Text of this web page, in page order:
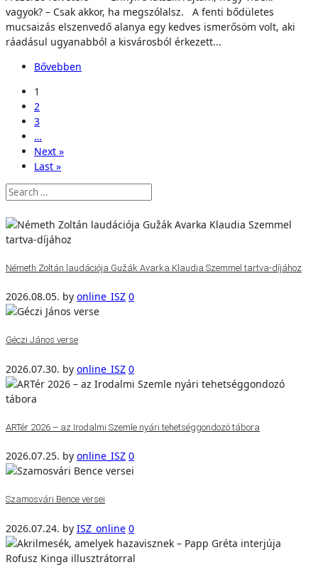
vagyok? – Csak akkor, ha megszólalsz. A fenti bődületes
mucsaizás elszenvedő alanya egy kedves ismerősöm volt, aki
ráadásul ugyanabból a kisvárosból érkezett...
Bővebben
1
2
3
…
Next »
Last »
Németh Zoltán laudációja Gužák Avarka Klaudia Szemmel tartva-díjához
2026.08.05. by online_ISZ 0
Géczi János verse
2026.07.30. by online_ISZ 0
ARTér 2026 – az Irodalmi Szemle nyári tehetséggondozó tábora
2026.07.25. by online_ISZ 0
Szamosvári Bence versei
2026.07.24. by ISZ_online 0